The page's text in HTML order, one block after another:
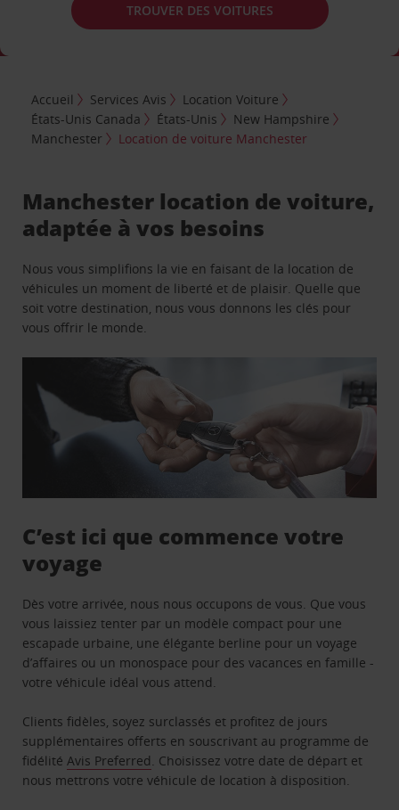
TROUVER DES VOITURES
Accueil Services Avis
Location Voiture
États-Unis Canada
États-Unis
New Hampshire
Manchester
Location de voiture Manchester
Manchester location de voiture,
adaptée à vos besoins
Nous vous simplifions la vie en faisant de la location de
véhicules un moment de liberté et de plaisir. Quelle que
soit votre destination, nous vous donnons les clés pour
vous offrir le monde.
C’est ici que commence votre
voyage
Dès votre arrivée, nous nous occupons de vous. Que vous
vous laissiez tenter par un modèle compact pour une
escapade urbaine, une élégante berline pour un voyage
d’affaires ou un monospace pour des vacances en famille -
votre véhicule idéal vous attend.
Clients fidèles, soyez surclassés et profitez de jours
supplémentaires offerts en souscrivant au programme de
fidélitéAvis Preferred. Choisissez votre date de départ et
nous mettrons votre véhicule de location à disposition.